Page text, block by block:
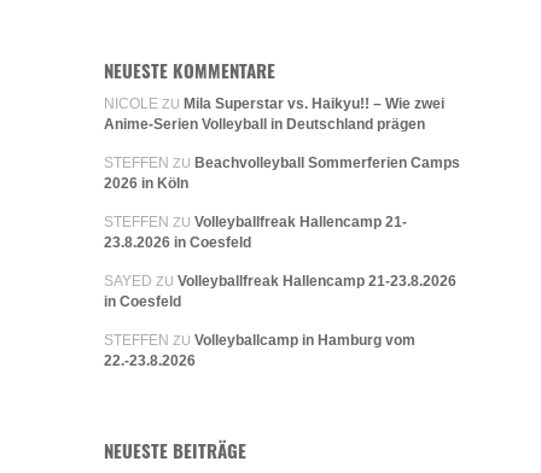
NEUESTE KOMMENTARE
NICOLE ZU Mila Superstar vs. Haikyu!! – Wie zwei
Anime-Serien Volleyball in Deutschland prägen
STEFFEN ZU Beachvolleyball Sommerferien Camps
2026 in Köln
STEFFEN ZU Volleyballfreak Hallencamp 21-
23.8.2026 in Coesfeld
SAYED ZU Volleyballfreak Hallencamp 21-23.8.2026
in Coesfeld
STEFFEN ZU Volleyballcamp in Hamburg vom
22.-23.8.2026
NEUESTE BEITRÄGE